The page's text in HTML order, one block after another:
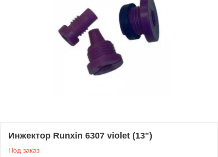
Инжектор Runxin 6307 violet (13")
Под заказ